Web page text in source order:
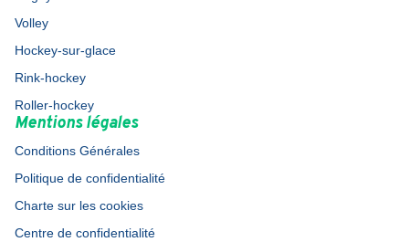
Volley
Hockey-sur-glace
Rink-hockey
Roller-hockey
Mentions légales
Conditions Générales
Politique de confidentialité
Charte sur les cookies
Centre de confidentialité